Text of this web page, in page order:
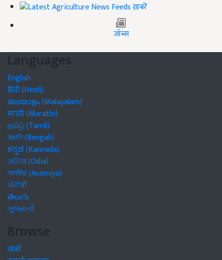
ख़बरें
जॉब्स
Languages
English
हिंदी (Hindi)
മലയാളം (Malayalam)
मराठी (Marathi)
தமிழ் (Tamil)
বাঙালি (Bengali)
ಕನ್ನಡ (Kannada)
ଓଡିଆ (Odia)
অসমীয়া (Asomiya)
ਪੰਜਾਬੀ
తెలుగు
ગુજરાતી
Browse
खबरें